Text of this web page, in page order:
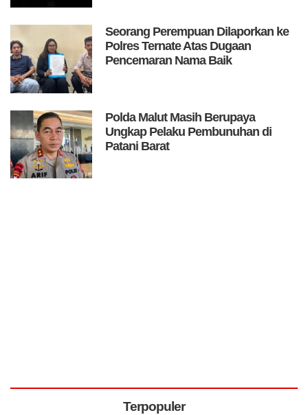
Seorang Perempuan Dilaporkan ke
Polres Ternate Atas Dugaan
Pencemaran Nama Baik
Polda Malut Masih Berupaya
Ungkap Pelaku Pembunuhan di
Patani Barat
Terpopuler